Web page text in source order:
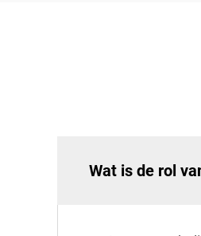
Wat is de rol